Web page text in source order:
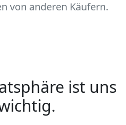
von anderen Käufern.
ist uns